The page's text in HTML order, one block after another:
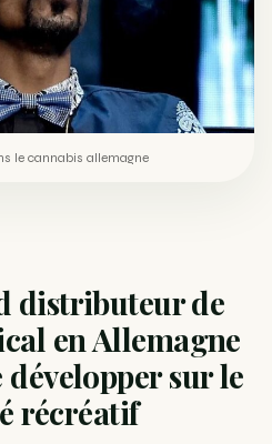
le cannabis allemagne
distributeur de
en Allemagne
développer sur le
récréatif